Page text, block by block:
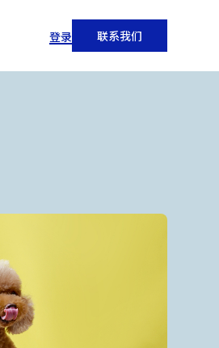
登录 联系我们